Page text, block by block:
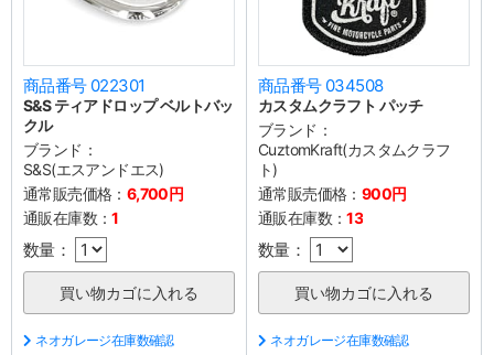
商品番号 022301
S&S ティアドロップ ベルトバッ
クル
ブランド：
S&S(エスアンドエス)
通常販売価格： 6,700円
通販在庫数：1
数量：
ネオガレージ在庫数確認
商品番号 034508
カスタムクラフト パッチ
ブランド：
CuztomKraft(カスタムクラフ
ト)
通常販売価格： 900円
通販在庫数：13
数量：
ネオガレージ在庫数確認